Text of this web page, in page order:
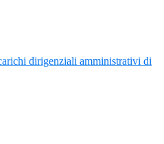
dirigenziali amministrativi di